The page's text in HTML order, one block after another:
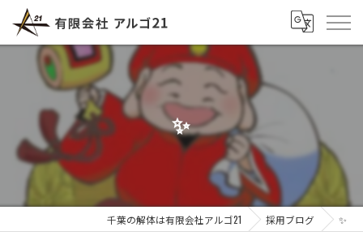
✨
千葉の解体は有限会社アルゴ21 採用ブログ ✨